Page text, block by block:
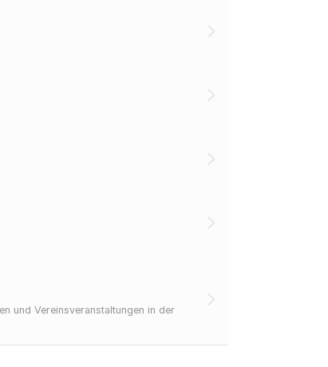
und Vereinsveranstaltungen in der